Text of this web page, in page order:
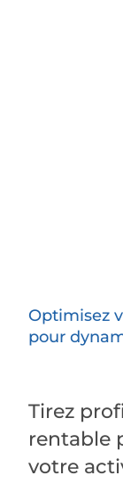
Optimisez
pour
Tirez
rentable
votre